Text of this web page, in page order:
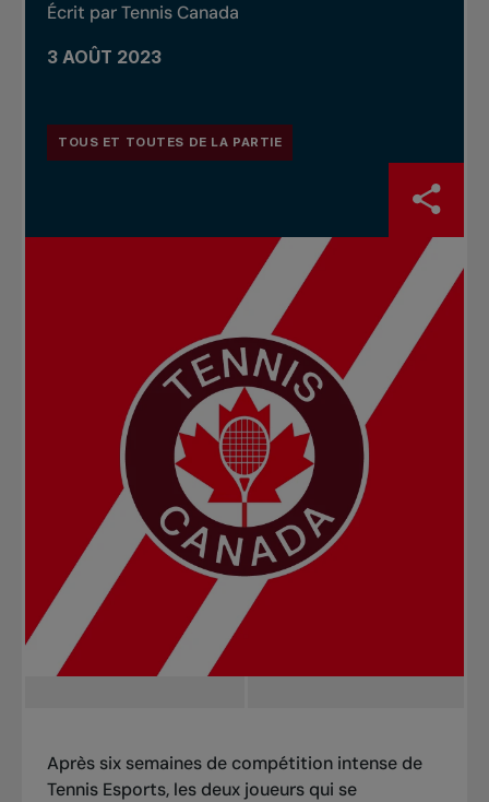
Écrit par Tennis Canada
3 AOÛT 2023
TOUS ET TOUTES DE LA PARTIE
Après six semaines de compétition intense de
Tennis Esports, les deux joueurs qui se